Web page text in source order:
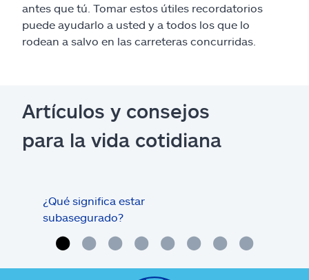
antes que tú. Tomar estos útiles recordatorios
puede ayudarlo a usted y a todos los que lo
rodean a salvo en las carreteras concurridas.
Artículos y consejos
para la vida cotidiana
¿Qué significa estar
subasegurado?